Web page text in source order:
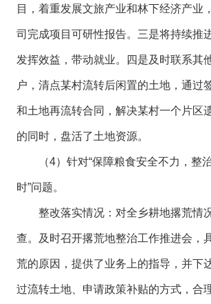
目，着重发展文旅产业和林下经济产业
司完成项目可研性报告。三是将持续推
发挥效益，带动就业。四是及时联系其
户，清点某村流转后闲置的土地，通过
和土地再流转合同，解决某村一个片区
的同时，盘活了土地资源。
（4）针对“保障粮食安全不力，整
时”问题。
整改落实情况：对全乡耕地撂荒情
查。及时召开撂荒地整治工作推进会，
荒的原因，提供了业务上的指导，并下
过流转土地、申请政策补贴的方式，合